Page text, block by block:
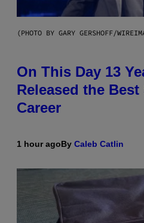
(PHOTO BY GARY GERSHOFF/
On This Day 13
Released the
Career
1 hour agoBy Caleb Catlin